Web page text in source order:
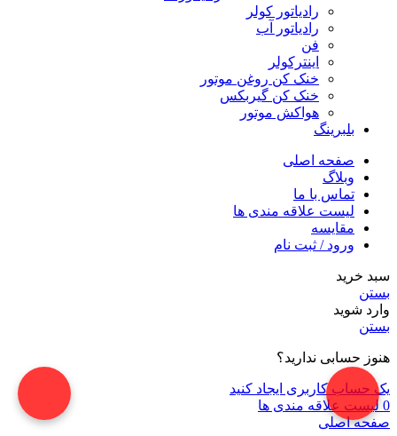
رادیاتور کولر
رادیاتور آب
فن
اینترکولر
خنک کن روغن موتور
خنک کن گیربکس
هواکش موتور
بلبرینگ
صفحه اصلی
وبلاگ
تماس با ما
لیست علاقه مندی ها
مقایسه
ورود / ثبت نام
سبد خرید
بستن
وارد شوید
بستن
هنوز حسابی ندارید؟
یک حساب کاربری ایجاد کنید
0 لیست علاقه مندی ها
صفحه اصلی